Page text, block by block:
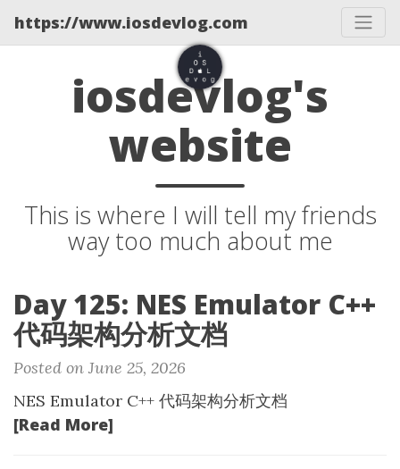
https://www.iosdevlog.com
iosdevlog's
website
This is where I will tell my friends
way too much about me
Day 125: NES Emulator C++
代码架构分析文档
Posted on June 25, 2026
NES Emulator C++ 代码架构分析文档
[Read More]